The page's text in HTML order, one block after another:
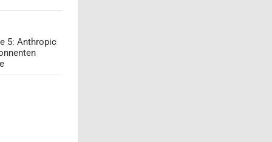
5: Anthropic